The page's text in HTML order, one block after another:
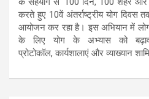
करते हुए 10वें अंतर्राष्ट्रीय योग दिवस
आयोजन कर रहा है। इस अभियान में
के लिए योग के अभ्यास को
प्रोटोकॉल, कार्यशालाएं और व्याख्यान